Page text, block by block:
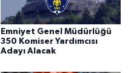
Emniyet Genel Müdürlüğü
350 Komiser Yardımcısı
Adayı Alacak